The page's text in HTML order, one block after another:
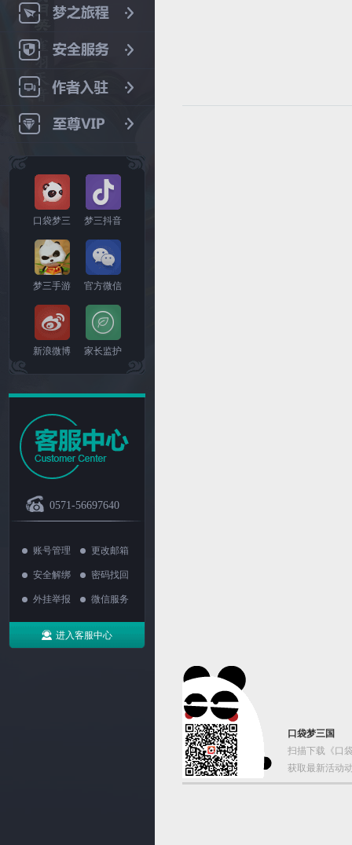
口袋梦三 梦三抖音
梦三手游 官方微信
新浪微博 家长监护
0571-56697640
账号管理 更改邮箱
安全解绑 密码找回
外挂举报 微信服务
进入客服中心
口袋梦三国
扫描下载《口
获取最新活动